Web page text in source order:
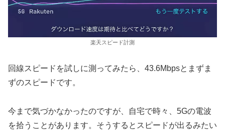
楽天スピード計測
回線スピードを試しに測ってみたら、43.6Mbpsとまずま
ずのスピードです。
今まで気づかなかったのですが、自宅で時々、5Gの電波
を拾うことがあります。そうするとスピードが出るみたい